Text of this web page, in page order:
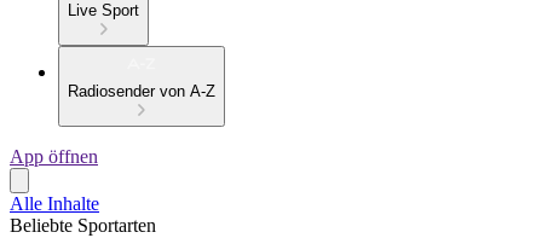
Live Sport
Radiosender von A-Z
App öffnen
Alle Inhalte
Beliebte Sportarten